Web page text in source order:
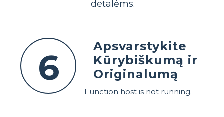
detalėms.
6
Apsvarstykite
Kūrybiškumą ir
Originalumą
Function host is not running.